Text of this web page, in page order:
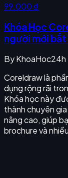
99.000 ₫
Khóa Học
người mới bắt
ByKhoaHoc24h
Coreldraw là
dụng rộng rãi
Khóa học này
thành chuyên
nâng cao, giúp
brochure và